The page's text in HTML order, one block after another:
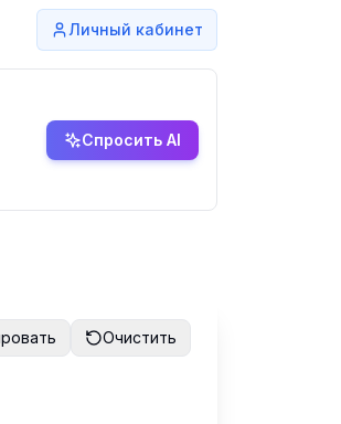
Личный кабинет
Спросить AI
Очистить